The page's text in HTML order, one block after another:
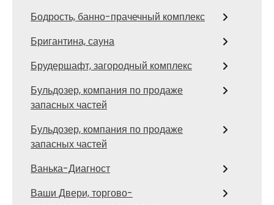
Бодрость, банно-прачечный комплекс
Бригантина, сауна
Брудершафт, загородный комплекс
Бульдозер, компания по продаже
запасных частей
Бульдозер, компания по продаже
запасных частей
Ванька-Диагност
Ваши Двери, торгово-